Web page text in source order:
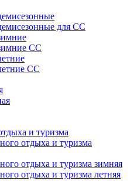
для СС
СС
СС
и туризма
отдыха и туризма
отдыха и туризма зимняя
отдыха и туризма летняя